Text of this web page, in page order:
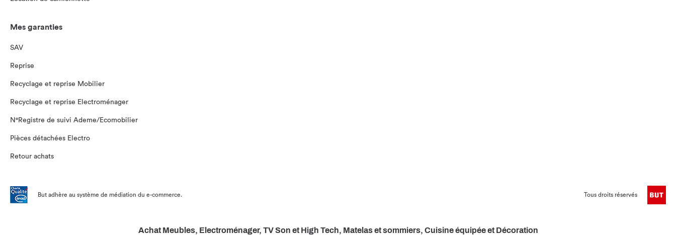
Mes garanties
SAV
Reprise
Recyclage et reprise Mobilier
Recyclage et reprise Electroménager
N°Registre de suivi Ademe/Ecomobilier
Pièces détachées Electro
Retour achats
But adhère au système de médiation du e-commerce. Tous droits réservés
Achat Meubles, Electroménager, TV Son et High Tech, Matelas et sommiers, Cuisine équipée et Décoration